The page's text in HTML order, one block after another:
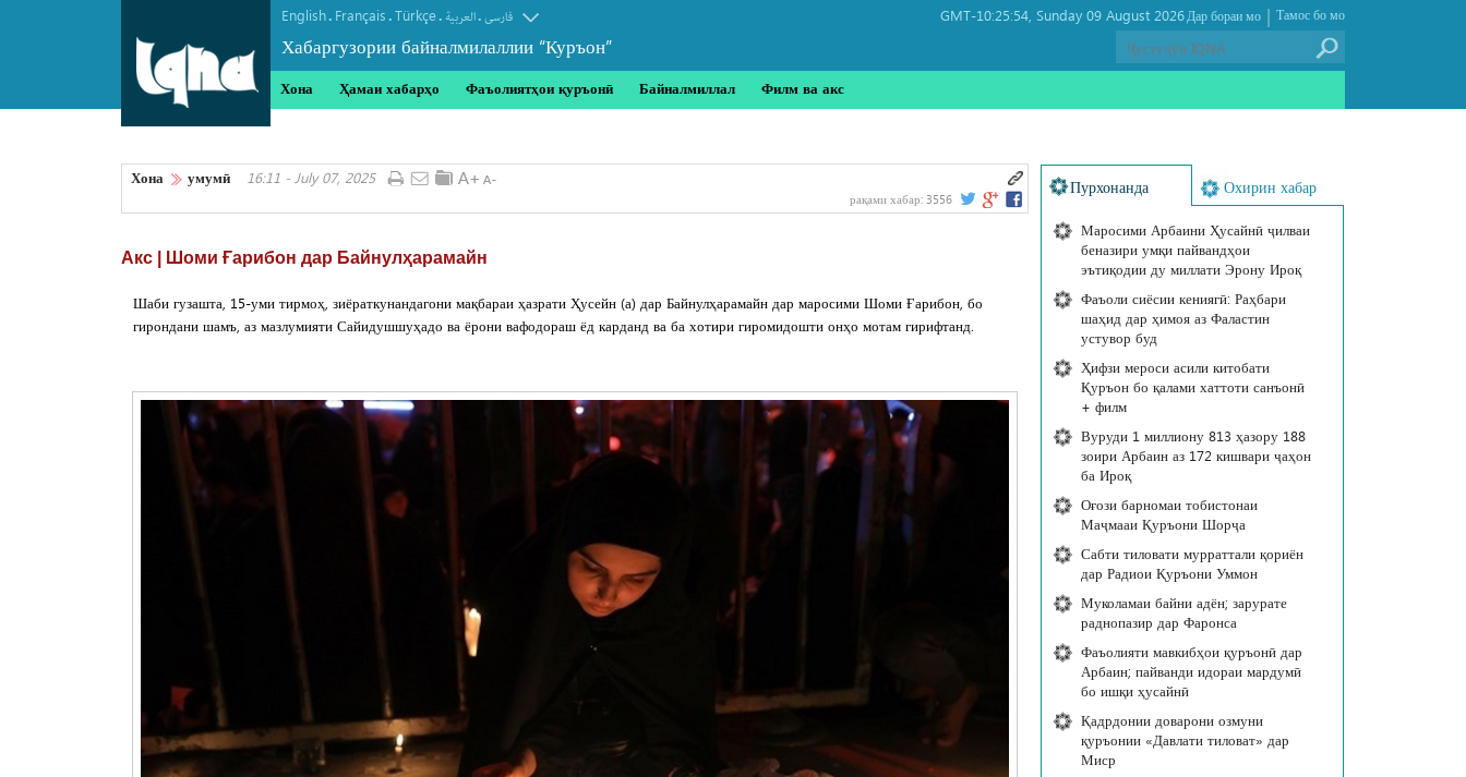
English. Français.Türkçe. العربیة.فارسی
Хабаргузории байналмилаллии “Куръон”
Sunday 09 August 2026 ,
GMT-10:25:54 Тамос бо мо
|
Дар бораи мо
Хона Ҳамаи хабарҳо Фаъолиятҳои қуръонӣ Байналмиллал Филм ва акс
Хона умумӣ 16:11 - July 07, 2025
рақами хабар: 3556
Акс | Шоми Ғарибон дар Байнулҳарамайн
Шаби гузашта, 15-уми тирмоҳ, зиёраткунандагони мақбараи ҳазрати Ҳусейн (а) дар Байнулҳарамайн дар маросими Шоми Ғарибон, бо
гирондани шамъ, аз мазлумияти Сайидушшуҳадо ва ёрони вафодораш ёд карданд ва ба хотири гиромидошти онҳо мотам гирифтанд.
Пурхонанда Охирин хабар
Маросими Арбаини Ҳусайнӣ ҷилваи
беназири умқи пайвандҳои
эътиқодии ду миллати Эрону Ироқ
Фаъоли сиёсии кениягӣ: Раҳбари
шаҳид дар ҳимоя аз Фаластин
устувор буд
Ҳифзи мероси асили китобати
Қуръон бо қалами хаттоти санъонӣ
+ филм
Вуруди 1 миллиону 813 ҳазору 188
зоири Арбаин аз 172 кишвари ҷаҳон
ба Ироқ
Оғози барномаи тобистонаи
Маҷмааи Қуръони Шорҷа
Сабти тиловати мурраттали қориён
дар Радиои Қуръони Уммон
Муколамаи байни адён; зарурате
раднопазир дар Фаронса
Фаъолияти мавкибҳои қуръонӣ дар
Арбаин; пайванди идораи мардумӣ
бо ишқи ҳусайнӣ
Қадрдонии доварони озмуни
қуръонии «Давлати тиловат» дар
Миср